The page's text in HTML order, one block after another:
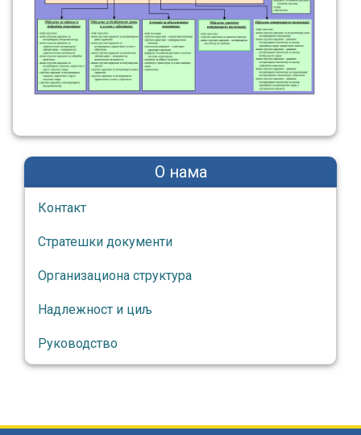
О нама
Контакт
Стратешки документи
Организациона структура
Надлежност и циљ
Руководство